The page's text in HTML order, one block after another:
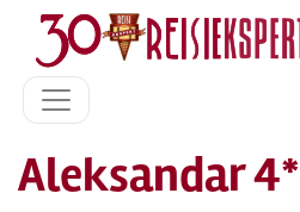
Aleksandar 4*